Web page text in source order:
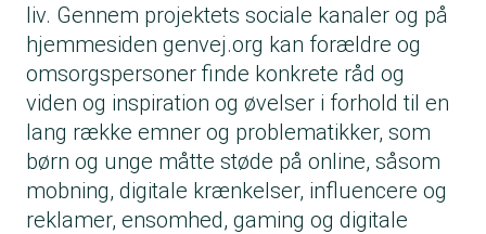
liv. Gennem projektets sociale kanaler og på
hjemmesiden genvej.org kan forældre og
omsorgspersoner finde konkrete råd og
viden og inspiration og øvelser i forhold til en
lang række emner og problematikker, som
børn og unge måtte støde på online, såsom
mobning, digitale krænkelser, influencere og
reklamer, ensomhed, gaming og digitale